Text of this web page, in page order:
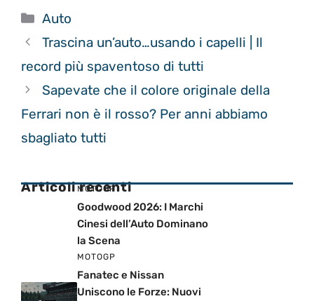
Categorie
Auto
Trascina un’auto…usando i capelli | Il
record più spaventoso di tutti
Sapevate che il colore originale della
Ferrari non è il rosso? Per anni abbiamo
sbagliato tutti
Articoli recenti
MOTOGP
Goodwood 2026: I Marchi
Cinesi dell’Auto Dominano
la Scena
MOTOGP
Fanatec e Nissan
Uniscono le Forze: Nuovi